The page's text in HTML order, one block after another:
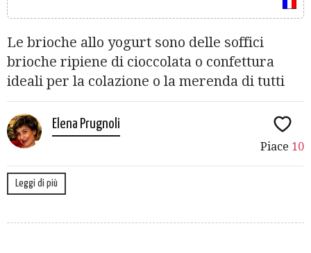
Le brioche allo yogurt sono delle soffici
brioche ripiene di cioccolata o confettura
ideali per la colazione o la merenda di tutti
Elena Prugnoli
Piace 10
Leggi di più